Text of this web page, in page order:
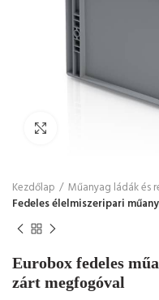
Kezdőlap
Műanyag ládák és
Fedeles élelmiszeripari
Eurobox fedeles
zárt megfogóval